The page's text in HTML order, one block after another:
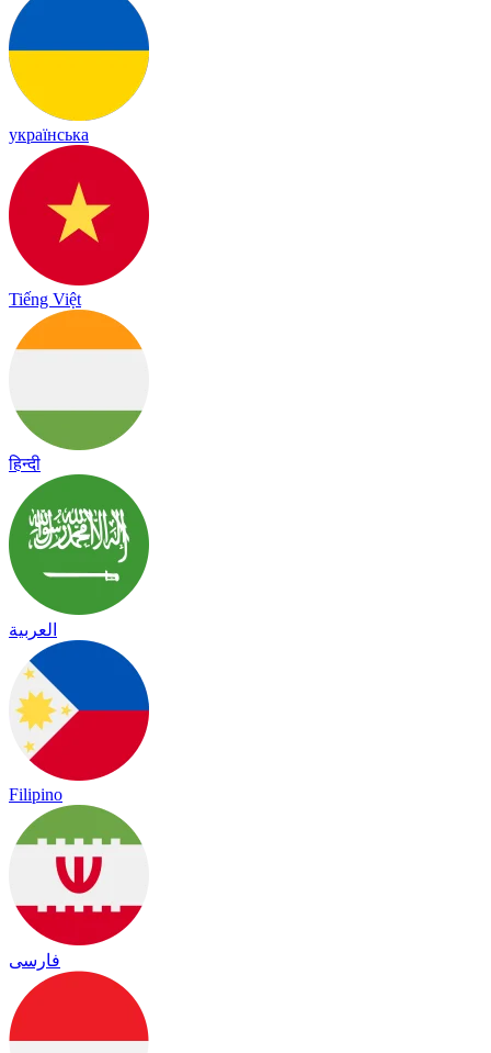
українська
Tiếng Việt
हिन्दी
العربية
Filipino
فارسی